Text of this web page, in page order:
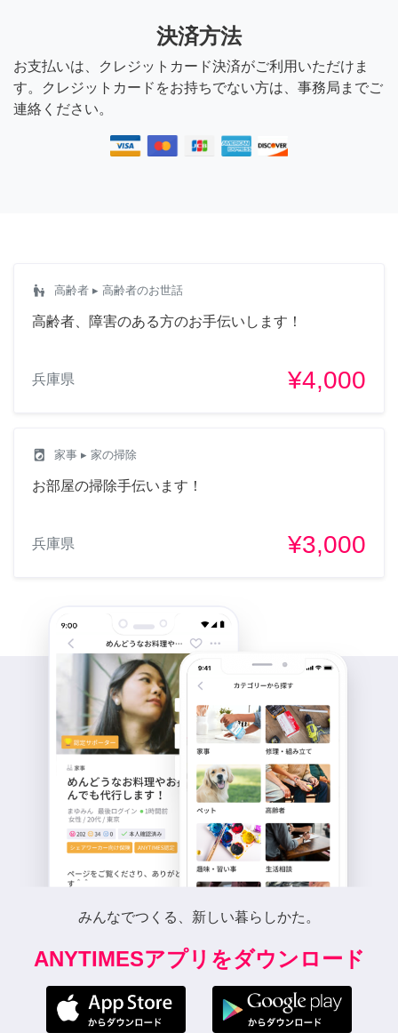
決済方法
お支払いは、クレジットカード決済がご利用いただけま
す。クレジットカードをお持ちでない方は、事務局までご
連絡ください。
escalator_warning 高齢者 ▸ 高齢者のお世話
高齢者、障害のある方のお手伝いします！
兵庫県 ¥4,000
local_laundry_service 家事 ▸ 家の掃除
お部屋の掃除手伝います！
兵庫県 ¥3,000
みんなでつくる、新しい暮らしかた。
ANYTIMESアプリをダウンロード